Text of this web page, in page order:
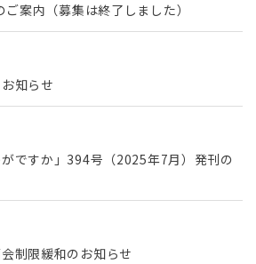
案内（募集は終了しました）
知らせ
ですか」394号（2025年7月）発刊の
制限緩和のお知らせ